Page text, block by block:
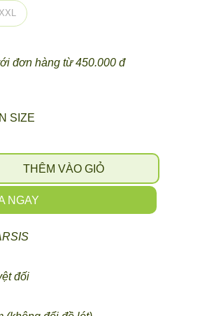
NGAY
THÊM VÀO GIỎ
SIZE
đơn hàng từ 450.000 đ
đối